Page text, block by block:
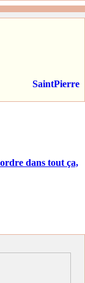
SaintPierre
dans tout ça,